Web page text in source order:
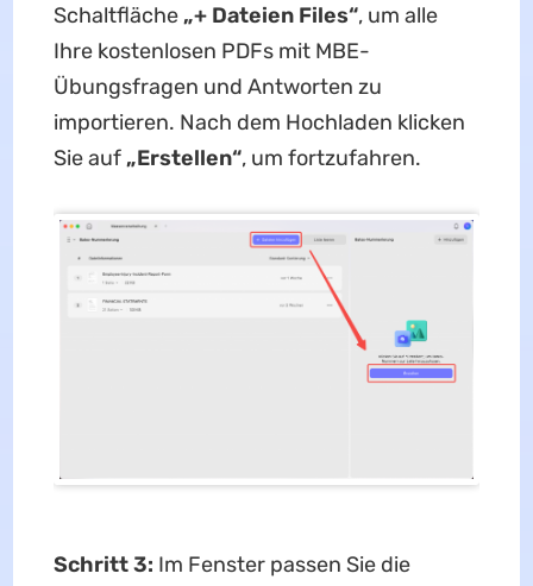
Schaltfläche „+ Dateien Files“, um alle
Ihre kostenlosen PDFs mit MBE-
Übungsfragen und Antworten zu
importieren. Nach dem Hochladen klicken
Sie auf „Erstellen“, um fortzufahren.
Schritt 3: Im Fenster passen Sie die